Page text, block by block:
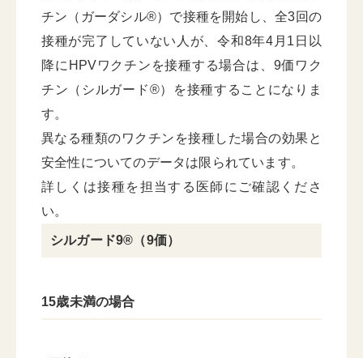
チン（ガーダシル®）で接種を開始し、全3回の
接種が完了していない人が、令和8年4月1日以
降にHPVワクチンを接種する場合は、9価ワク
チン（シルガード®）を接種することになりま
す。
異なる種類のワクチンを接種した場合の効果と
安全性についてのデータは限られています。
詳しくは接種を担当する医師にご確認くださ
い。
シルガード9®（9価）
15歳未満の場合